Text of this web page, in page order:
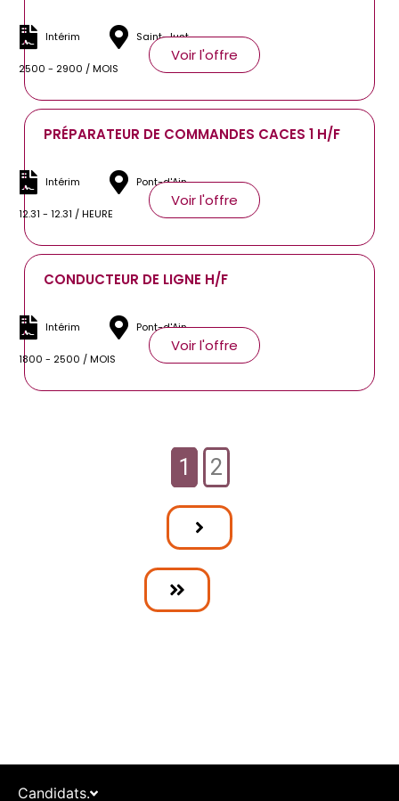
Intérim Saint-Just
2500 - 2900 / MOIS
Voir l'offre
PRÉPARATEUR DE COMMANDES CACES 1 H/F
Intérim Pont-d'Ain
12.31 - 12.31 / HEURE
Voir l'offre
CONDUCTEUR DE LIGNE H/F
Intérim Pont-d'Ain
1800 - 2500 / MOIS
Voir l'offre
1 2
Candidats.